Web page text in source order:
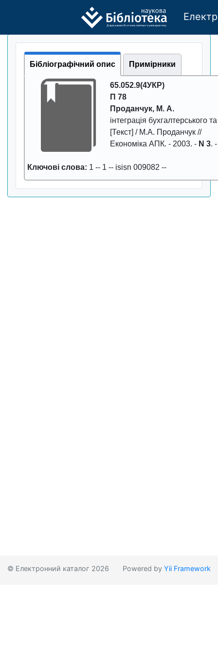
Державного бі отехно логічно го універси тету
Бібліографічний опис Примірники
65.052.9(4УКР)
П 78
Проданчук, М. А.
інтеграція бухгалтерського
[Текст] / М.А. Проданчук //
Економiка АПК. - 2003. - N 3.
Ключові слова: 1 -- 1 -- іsіsn 009082 --
© Електронний каталог 2026 Powered by Yii Framework